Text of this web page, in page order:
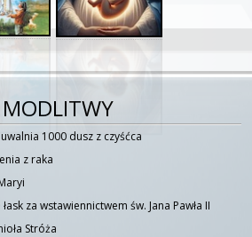
1000 dusz z czyśćca
z raka
za wstawiennictwem św. Jana Pawła II
Stróża